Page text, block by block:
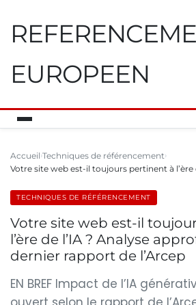
EUROPEEN
Accueil Techniques de référencement
Votre site web est-il toujours pertinent à l’ère
TECHNIQUES DE RÉFÉRENCEMENT
Votre site web est-il
l’ère de l’IA ? Analyse
dernier rapport de l’Arcep
EN BREF Impact de l’IA